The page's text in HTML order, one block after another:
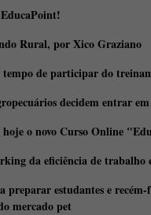
Rural, por Xico Graziano
de participar do
decidem entrar
hoje o novo Curso Online
da eficiência de trabalho
preparar estudantes e
mercado pet